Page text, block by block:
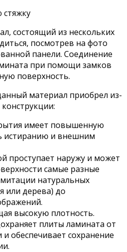
состоящий из нескольких
посмотрев на фото
панели. Соединение
при помощи замков
поверхность.
материал приобрел из-
имеет повышенную
истиранию и внешним
проступает наружу и может
самые разные
натуральных
или дерева) до
высокую плотность.
плиты ламината от
и обеспечивает сохранение